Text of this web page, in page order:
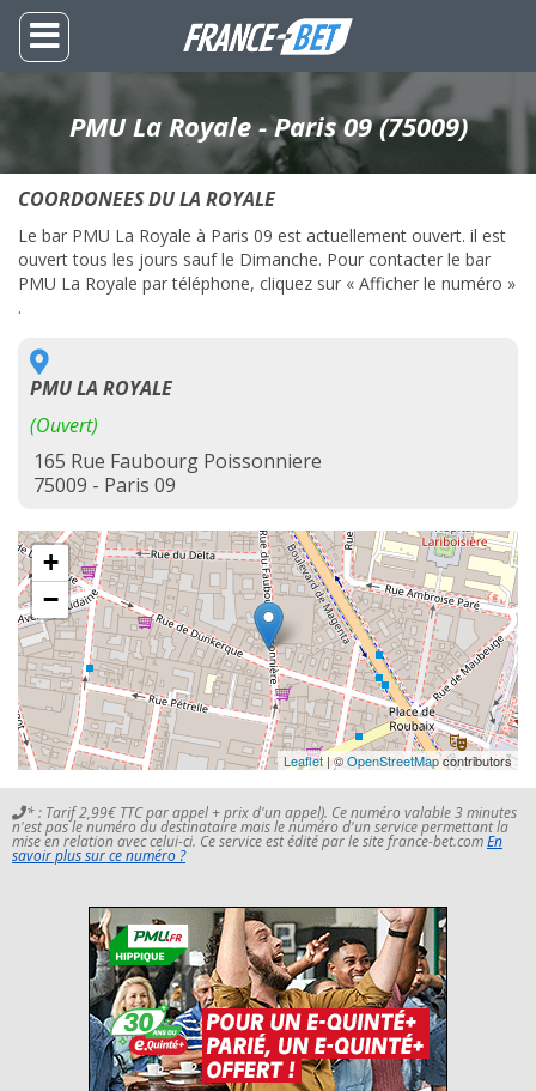
PMU La Royale - Paris 09 (75009)
COORDONEES DU LA ROYALE
Le bar PMU La Royale à Paris 09 est actuellement ouvert. il est
ouvert tous les jours sauf le Dimanche. Pour contacter le bar
PMU La Royale par téléphone, cliquez sur « Afficher le numéro »
.
PMU LA ROYALE
(Ouvert)
165 Rue Faubourg Poissonniere
75009 - Paris 09
+
−
Leaflet| ©OpenStreetMapcontributors
* : Tarif 2,99€ TTC par appel + prix d'un appel). Ce numéro valable 3 minutes
n'est pas le numéro du destinataire mais le numéro d'un service permettant la
mise en relation avec celui-ci. Ce service est édité par le site france-bet.comEn
savoir plus sur ce numéro ?